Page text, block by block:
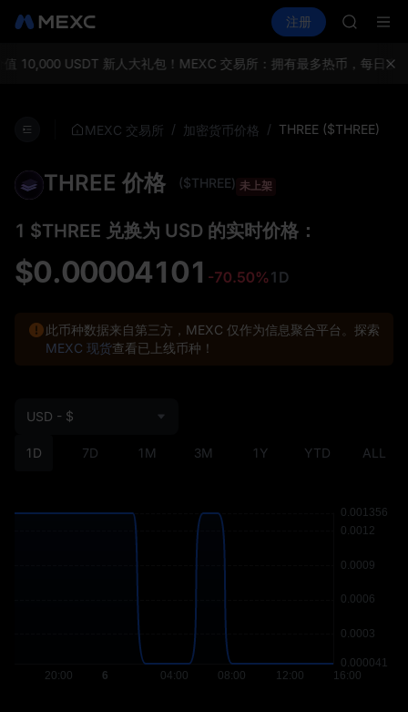
SPCX 理财 活
注册
SPCX
HFT
10,000 USDT 新人大礼包！MEXC 交易所：拥有最多热币，每日空投
MEXC 交易所 / 加密货币价格 / THREE ($THREE)
THREE 价格 ($THREE) 未上架
1 $THREE 兑换为 USD 的实时价格：
$0.00004101 -70.50%1D
此币种数据来自第三方，MEXC 仅作为信息聚合平台。探索
MEXC 现货查看已上线币种！
1D 7D 1M 3M 1Y YTD ALL
USD - $